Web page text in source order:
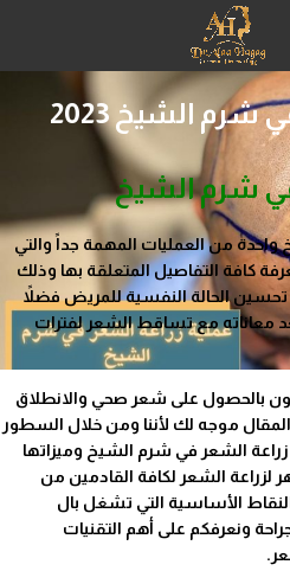
الشيخ 2023
شرم الشيخ
من العمليات المهمة جداً والتي
كافة التفاصيل المتعلقة بها وذلك
تحسين الحالة النفسية للمريض فضلاً
معاناته مع تساقط الشعر لفترات
بالحصول على شعر صحي والانطلاق
موجه لك لأننا ومن خلال السطور
الشعر في شرم الشيخ وميزاتها
لزراعة الشعر لكافة القادمين من
الأساسية التي تشغل بال
ونعرفكم على أهم التقنيات